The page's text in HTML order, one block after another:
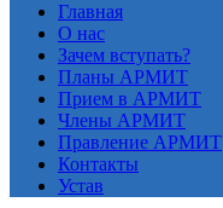
Главная
О нас
Зачем вступать?
Планы АРМИТ
Прием в АРМИТ
Члены АРМИТ
Правление АРМИТ
Контакты
Устав